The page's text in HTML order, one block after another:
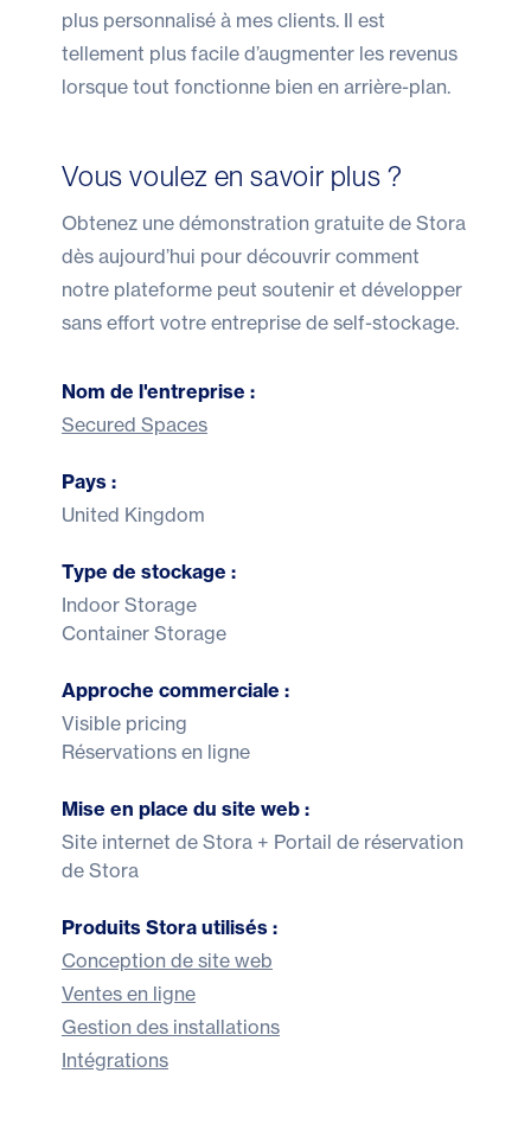
plus personnalisé à mes clients. Il est
tellement plus facile d’augmenter les revenus
lorsque tout fonctionne bien en arrière-plan.
Vous voulez en savoir plus ?
Obtenez une démonstration gratuite de Stora
dès aujourd’hui pour découvrir comment
notre plateforme peut soutenir et développer
sans effort votre entreprise de self-stockage.
Nom de l'entreprise :
Secured Spaces
Pays :
United Kingdom
Type de stockage :
Indoor Storage
Container Storage
Approche commerciale :
Visible pricing
Réservations en ligne
Mise en place du site web :
Site internet de Stora + Portail de réservation
de Stora
Produits Stora utilisés :
Conception de site web
Ventes en ligne
Gestion des installations
Intégrations